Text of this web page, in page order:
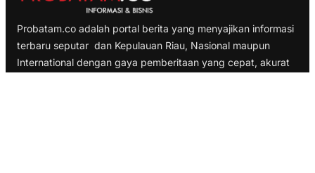
Probatam.co adalah portal berita yang menyajikan informasi
terbaru seputar dan Kepulauan Riau, Nasional maupun
International dengan gaya pemberitaan yang cepat, akurat